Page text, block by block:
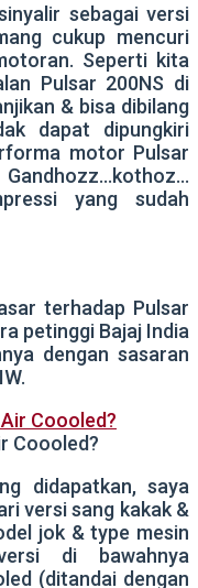
sebagai versi
cukup mencuri
Seperti kita
Pulsar 200NS di
& bisa dibilang
dapat dipungkiri
motor Pulsar
yang sudah
terhadap Pulsar
petinggi Bajaj India
dengan sasaran
Coooled?
didapatkan, saya
versi sang kakak &
jok & type mesin
di bawahnya
(ditandai dengan